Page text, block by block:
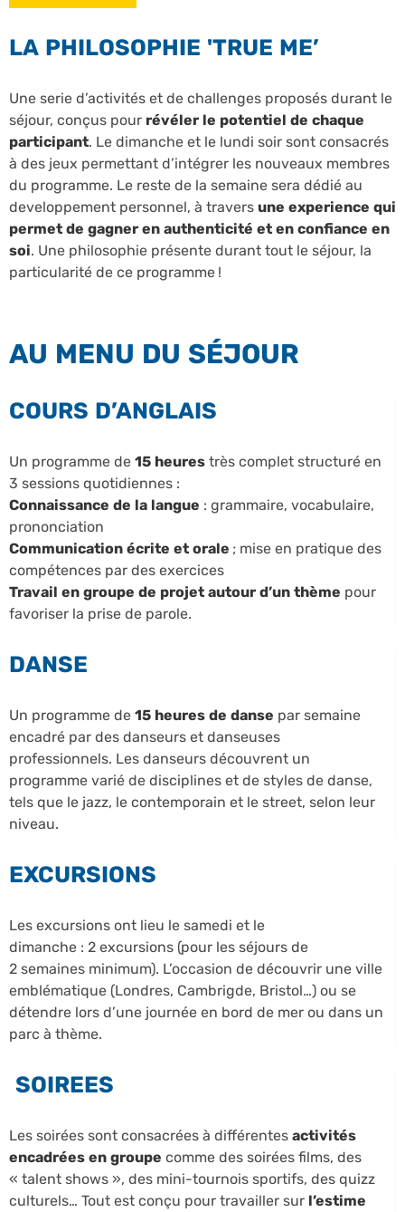
LA PHILOSOPHIE 'TRUE ME’
Une serie d’activités et de challenges proposés durant le
séjour, conçus pour révéler le potentiel de chaque
participant. Le dimanche et le lundi soir sont consacrés
à des jeux permettant d’intégrer les nouveaux membres
du programme. Le reste de la semaine sera dédié au
developpement personnel, à travers une experience qui
permet de gagner en authenticité et en confiance en
soi. Une philosophie présente durant tout le séjour, la
particularité de ce programme !
AU MENU DU SÉJOUR
COURS D’ANGLAIS
Un programme de 15 heures très complet structuré en
3 sessions quotidiennes :
Connaissance de la langue : grammaire, vocabulaire,
prononciation
Communication écrite et orale ; mise en pratique des
compétences par des exercices
Travail en groupe de projet autour d’un thème pour
favoriser la prise de parole.
DANSE
Un programme de 15 heures de danse par semaine
encadré par des danseurs et danseuses
professionnels. Les danseurs découvrent un
programme varié de disciplines et de styles de danse,
tels que le jazz, le contemporain et le street, selon leur
niveau.
EXCURSIONS
Les excursions ont lieu le samedi et le
dimanche : 2 excursions (pour les séjours de
2 semaines minimum). L’occasion de découvrir une ville
emblématique (Londres, Cambrigde, Bristol…) ou se
détendre lors d’une journée en bord de mer ou dans un
parc à thème.
SOIREES
Les soirées sont consacrées à différentes activités
encadrées en groupe comme des soirées films, des
« talent shows », des mini-tournois sportifs, des quizz
culturels… Tout est conçu pour travailler sur l’estime